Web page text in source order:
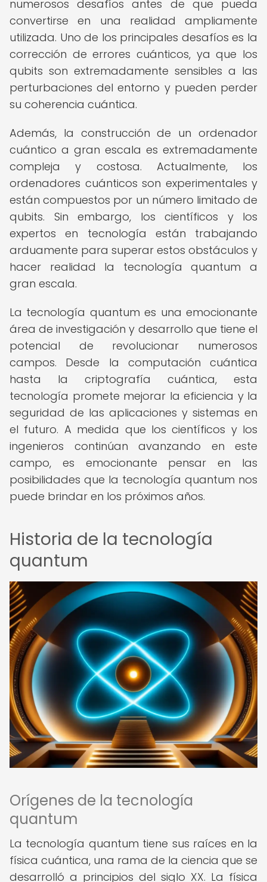
numerosos desafíos antes de que pueda
convertirse en una realidad ampliamente
utilizada. Uno de los principales desafíos es la
corrección de errores cuánticos, ya que los
qubits son extremadamente sensibles a las
perturbaciones del entorno y pueden perder
su coherencia cuántica.
Además, la construcción de un ordenador
cuántico a gran escala es extremadamente
compleja y costosa. Actualmente, los
ordenadores cuánticos son experimentales y
están compuestos por un número limitado de
qubits. Sin embargo, los científicos y los
expertos en tecnología están trabajando
arduamente para superar estos obstáculos y
hacer realidad la tecnología quantum a
gran escala.
La tecnología quantum es una emocionante
área de investigación y desarrollo que tiene el
potencial de revolucionar numerosos
campos. Desde la computación cuántica
hasta la criptografía cuántica, esta
tecnología promete mejorar la eficiencia y la
seguridad de las aplicaciones y sistemas en
el futuro. A medida que los científicos y los
ingenieros continúan avanzando en este
campo, es emocionante pensar en las
posibilidades que la tecnología quantum nos
puede brindar en los próximos años.
Historia de la tecnología
quantum
Orígenes de la tecnología
quantum
La tecnología quantum tiene sus raíces en la
física cuántica, una rama de la ciencia que se
desarrolló a principios del siglo XX. La física